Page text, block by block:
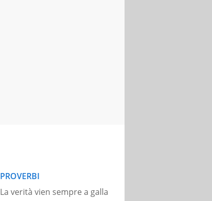
PROVERBI
La verità vien sempre a galla